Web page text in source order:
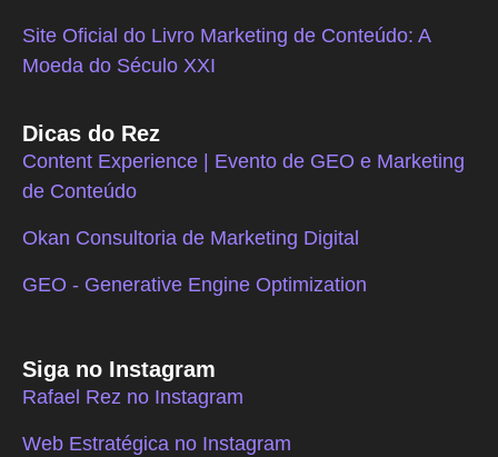
Site Oficial do Livro Marketing de Conteúdo: A
Moeda do Século XXI
Dicas do Rez
Content Experience | Evento de GEO e Marketing
de Conteúdo
Okan Consultoria de Marketing Digital
GEO - Generative Engine Optimization
Siga no Instagram
Rafael Rez no Instagram
Web Estratégica no Instagram